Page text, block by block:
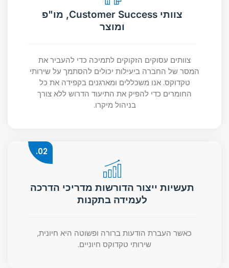
צוותי Customer Success, מו"פ
ומוצר
צוותים עסוקים הזקוקים לתמיכה כדי להעביר את
המסר של החברה ביעילות יכולים להסתמך על שירותי
טקדוקס. אנו משכללים ומארגנים בקפידה את כל
החומרים כדי להפיק את התיעוד הדרוש ללא צורך
בניהול מיקרו.
02.
תעשיות ייצור הדורשות מדריכי הדרכה
לעמידה בתקנות
כאשר העברת הודעות ברורה ופשוטה היא חיונית,
שירותי טקדוקס חיוניים.